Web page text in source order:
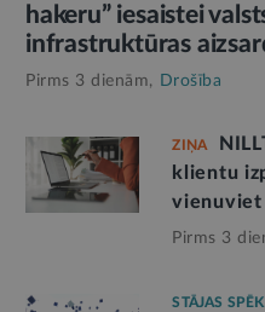
hakeru” iesaistei
infrastruktūras
Pirms 3 dienām, Drošība
ZIŅA
klientu
vienuviet
Pirms 3
STĀJAS